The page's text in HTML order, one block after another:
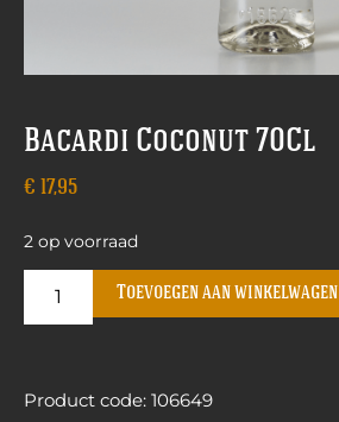
Bacardi Coconut 70Cl
€ 17,95
2 op voorraad
Toevoegen aan winkelwagen
Product code: 106649